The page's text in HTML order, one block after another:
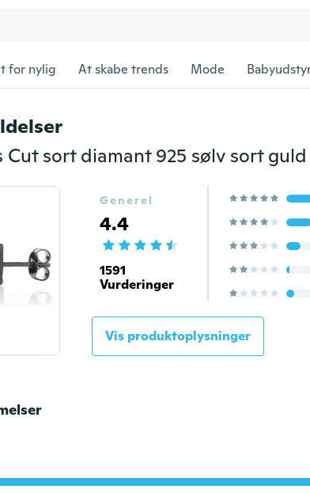
for nylig At skabe trends Mode
Generel
4.4
1591
Vurderinger
Vis produktoplysninger